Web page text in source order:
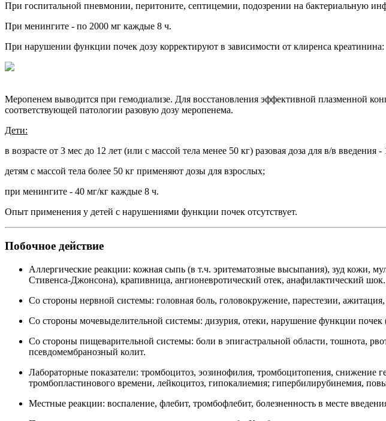
При госпитальной пневмонии, перитоните, септицемии, подозрении на бактериальную
При менингите - по 2000 мг каждые 8 ч.
При нарушении функции почек дозу корректируют в зависимости от клиренса креатинина:
Меропенем выводится при гемодиализе. Для восстановления эффективной плазменной
соответствующей патологии разовую дозу меропенема.
Дети:
в возрасте от 3 мес до 12 лет (или с массой тела менее 50 кг) разовая доза для в/в введения -
детям с массой тела более 50 кг применяют дозы для взрослых;
при менингите - 40 мг/кг каждые 8 ч.
Опыт применения у детей с нарушениями функции почек отсутствует.
Побочное действие
Аллергические реакции: кожная сыпь (в т.ч. эритематозные высыпания), зуд кожи,
Стивенса-Джонсона), крапивница, ангионевротический отек, анафилактический шок.
Со стороны нервной системы: головная боль, головокружение, парестезии,
Со стороны мочевыделительной системы: дизурия, отеки, нарушение функции
Со стороны пищеварительной системы: боли в эпигастральной области, тошнота,
псевдомембранозный колит.
Лабораторные показатели: тромбоцитоз, эозинофилия, тромбоцитопения, снижение
тромбопластинового времени, лейкоцитоз, гипокалиемия; гипербилирубинемия,
Местные реакции: воспаление, флебит, тромбофлебит, болезненность в месте